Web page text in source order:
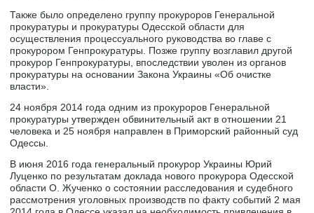
Также было определено группу прокуроров Генеральной
прокуратуры и прокуратуры Одесской области для
осуществления процессуального руководства во главе с
прокурором Генпрокуратуры. Позже группу возглавил другой
прокурор Генпрокуратуры, впоследствии уволен из органов
прокуратуры на основании Закона Украины «Об очистке
власти».
24 ноября 2014 года одним из прокуроров Генеральной
прокуратуры утвержден обвинительный акт в отношении 21
человека и 25 ноября направлен в Приморский районный суд
Одессы.
В июня 2016 года генеральный прокурор Украины Юрий
Луценко по результатам доклада нового прокурора Одесской
области О. Жученко о состоянии расследования и судебного
рассмотрения уголовных производств по факту событий 2 мая